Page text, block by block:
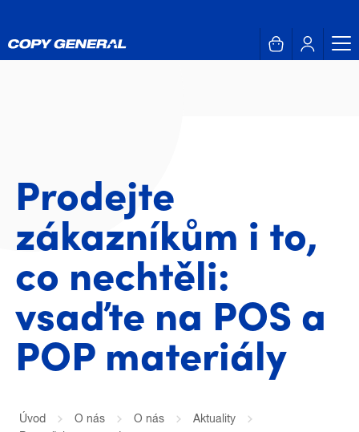
Prodejte
zákazníkům i to,
co nechtěli:
vsaďte na POS a
POP materiály
Úvod O nás O nás
Aktuality